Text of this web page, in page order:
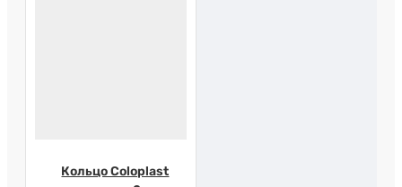
Кольцо Coloplast